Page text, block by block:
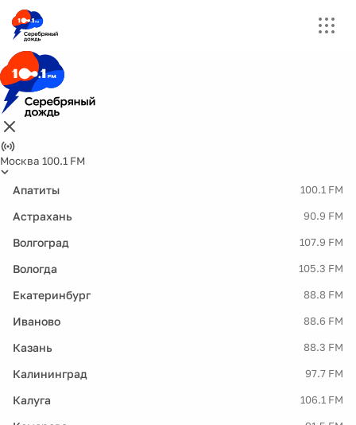
Москва 100.1 FM
Апатиты 100.1 FM
Астрахань 90.9 FM
Волгоград 107.9 FM
Вологда 105.3 FM
Екатеринбург 88.8 FM
Иваново 88.6 FM
Казань 88.3 FM
Калининград 97.7 FM
Калуга 106.1 FM